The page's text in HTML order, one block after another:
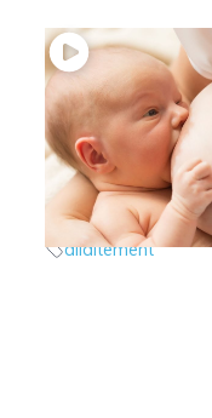
1 – Allaitement :
introduction
Allaitement
allaitement